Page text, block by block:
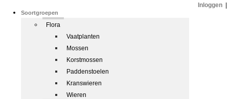
Soortgroepen
Flora
Vaatplanten
Mossen
Korstmossen
Paddenstoelen
Kranswieren
Wieren
Inloggen